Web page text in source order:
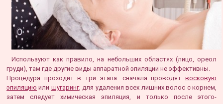
Используют как правило, на небольших областях (лицо, ореол
груди), там где другие виды аппаратной эпиляции не эффективны.
Процедура проходит в три этапа: сначала проводят восковую
эпиляцию или шугаринг, для удаления всех лишних волос с корнем,
затем следует химическая эпиляция, и только после этого-